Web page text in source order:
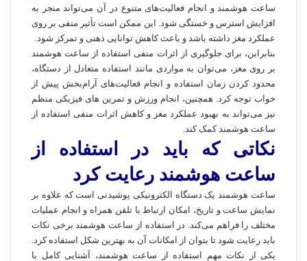
ساعت هوشمند و انجام فعالیت‌های متنوع در آن می‌تواند منجر به
افزایش استرس و خستگی شود. این ممکن است تأثیر منفی بر روی
عملکرد مغز داشته باشد و باعث کاهش توانایی ذهنی و تمرکز شود.
بنابراین، برای جلوگیری از اثرات منفی استفاده از ساعت هوشمند
بر روی مغز، می‌توان به مواردی مانند استفاده متعادل از دستگاه،
محدود کردن زمان استفاده و انجام فعالیت‌های آرام‌بخش پیش از
خواب توجه کرد. همچنین، انجام ورزش و تمرین های فیزیکی منظم
نیز می‌تواند به بهبود عملکرد مغز و کاهش اثرات منفی استفاده از
ساعت هوشمند کمک کند.
نکاتی که باید در استفاده از
ساعت هوشمند رعایت کرد
ساعت هوشمند یک دستگاه الکترونیکی پوشیدنی است که علاوه بر
نمایش ساعت و تاریخ، امکان ارتباط با تلفن همراه و انجام عملیات
مختلف را فراهم می‌کند. در استفاده از ساعت هوشمند برخی نکات
باید رعایت شود تا بتوان از امکانات آن به بهترین شکل استفاده کرد.
یکی از نکات مهم استفاده از ساعت هوشمند، آشنایی کامل با